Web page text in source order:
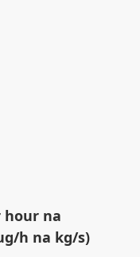
hour na
h na kg/s)